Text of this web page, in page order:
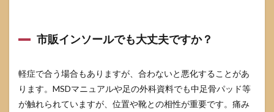
市販インソールでも大丈夫ですか？
軽症で合う場合もありますが、合わないと悪化することがあ
ります。MSDマニュアルや足の外科資料でも中足骨パッド等
が触れられていますが、位置や靴との相性が重要です。痛み